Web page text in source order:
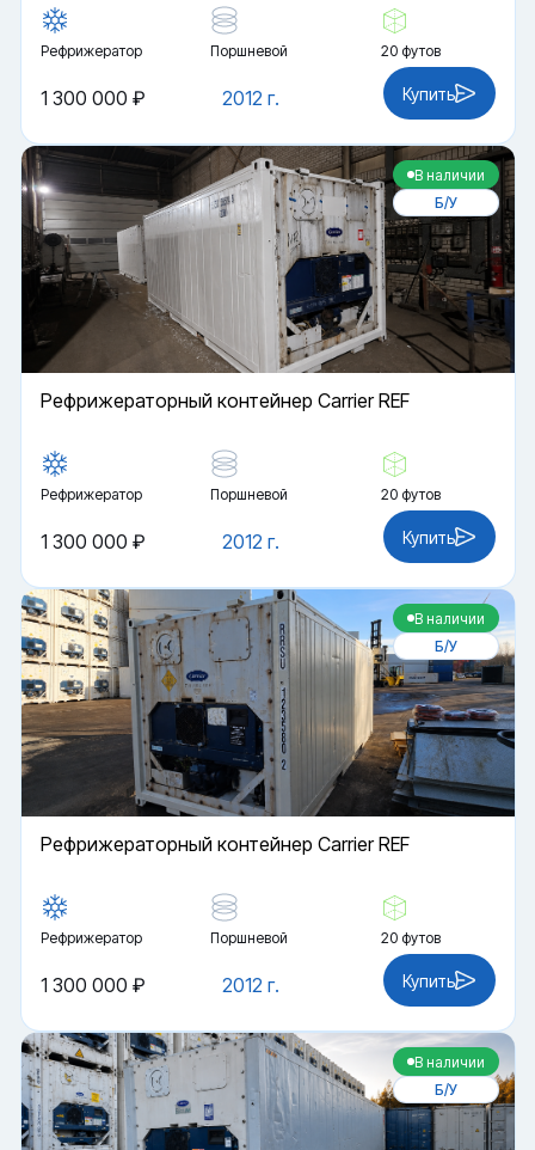
Рефрижератор Поршневой 20 футов
2012 г.
1 300 000 ₽ Купить
В наличии
Б/У
Рефрижераторный контейнер Carrier REF
Рефрижератор Поршневой 20 футов
2012 г.
1 300 000 ₽ Купить
В наличии
Б/У
Рефрижераторный контейнер Carrier REF
Рефрижератор Поршневой 20 футов
2012 г.
1 300 000 ₽ Купить
В наличии
Б/У